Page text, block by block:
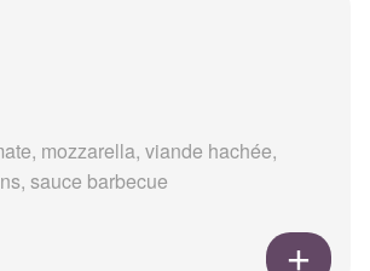
mozzarella, viande hachée,
sauce barbecue